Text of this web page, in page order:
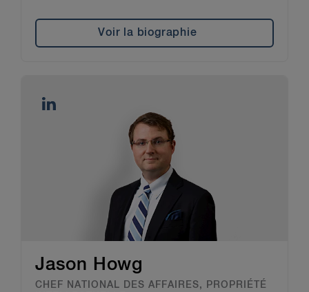
Voir la biographie
Jason Howg
CHEF NATIONAL DES AFFAIRES, PROPRIÉTÉ